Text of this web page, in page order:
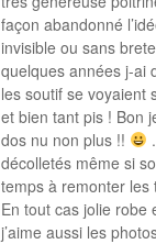
façon abandonné
invisible ou sans
quelques années j-ai
les soutif se voyaient
et bien tant pis ! Bon
dos nu non plus !!
décolletés même si
temps à remonter les
En tout cas jolie robe
j’aime aussi les